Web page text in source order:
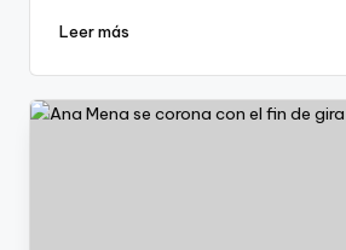
Leer más